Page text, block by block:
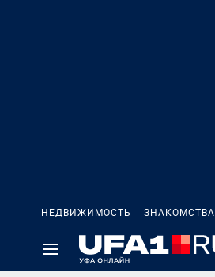
НЕДВИЖИМОСТЬ ЗНАКОМСТВА